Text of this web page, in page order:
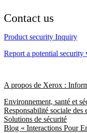
Contact us
Product security Inquiry
Report a potential
A propos de Xerox :
Environnement, santé et
Responsabilité sociale des
Solutions de sécurité
Blog « Interactions Pour